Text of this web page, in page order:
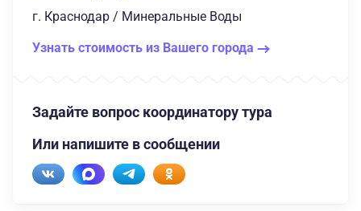
г. Краснодар / Минеральные Воды
Узнать стоимость из Вашего города
Задайте вопрос координатору тура
Или напишите в сообщении